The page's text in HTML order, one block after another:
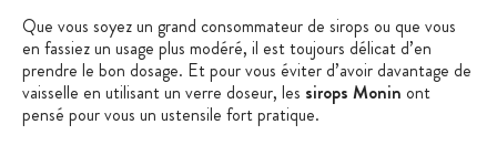
Que vous soyez un grand consommateur de sirops ou que vous
en fassiez un usage plus modéré, il est toujours délicat d’en
prendre le bon dosage. Et pour vous éviter d’avoir davantage de
vaisselle en utilisant un verre doseur, les sirops Monin ont
pensé pour vous un ustensile fort pratique.